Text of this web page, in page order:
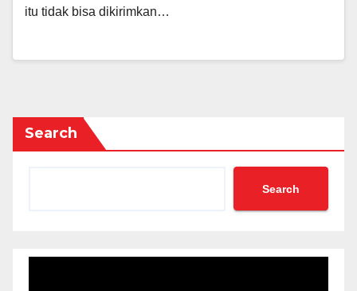
itu tidak bisa dikirimkan…
Search
Search